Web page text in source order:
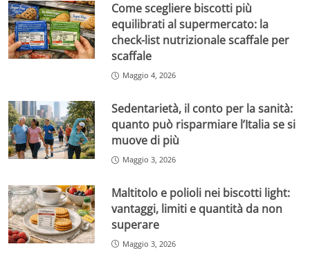
Come scegliere biscotti più
equilibrati al supermercato: la
check-list nutrizionale scaffale per
scaffale
Maggio 4, 2026
Sedentarietà, il conto per la sanità:
quanto può risparmiare l’Italia se si
muove di più
Maggio 3, 2026
Maltitolo e polioli nei biscotti light:
vantaggi, limiti e quantità da non
superare
Maggio 3, 2026